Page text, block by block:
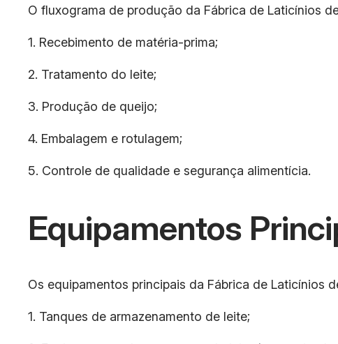
O fluxograma de produção da Fábrica de Laticínios
1. Recebimento de matéria-prima;
2. Tratamento do leite;
3. Produção de queijo;
4. Embalagem e rotulagem;
5. Controle de qualidade e segurança alimentícia.
Equipamentos
Os equipamentos principais da Fábrica de Laticínios
1. Tanques de armazenamento de leite;